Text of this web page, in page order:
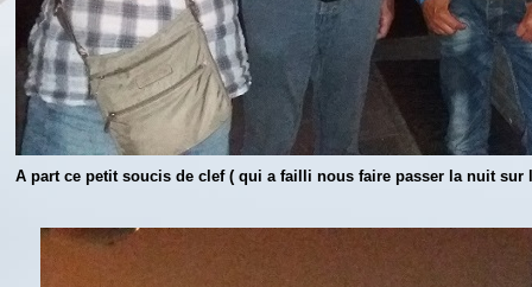
A part ce petit soucis de clef ( qui a failli nous faire passer la nuit sur